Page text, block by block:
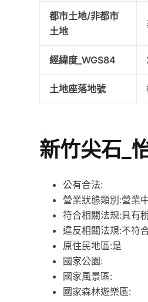
都市土地/非都市
土地
經緯度_WGS84
土地座落地號
新竹尖石_
公有合法:
營業狀態類別:營業
符合相關法規:具有
違反相關法規:不符
原住民地區:是
國家公園:
國家風景區:
國家森林遊樂區: